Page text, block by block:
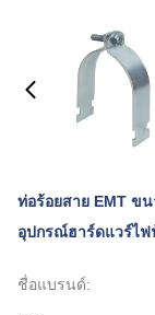
ท่อร้อยสาย EMT ข
อุปกรณ์ฮาร์ดแวร์ไฟ
ชื่อแบรนด์: